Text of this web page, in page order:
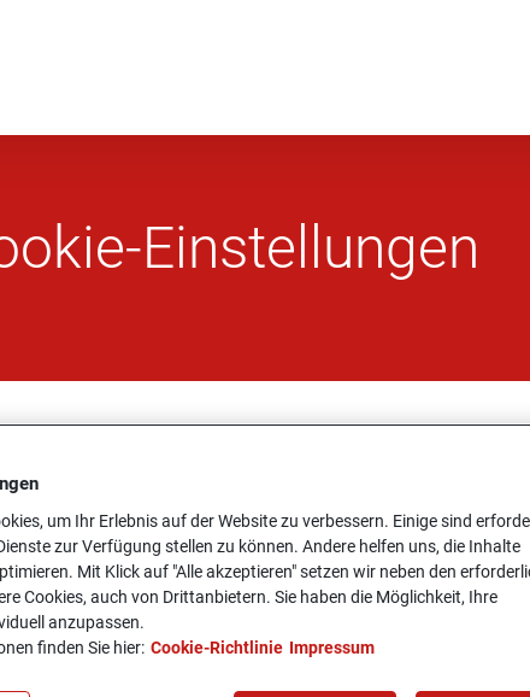
Ein­stel­lun­gen
und
um Ihr Erlebnis auf der Website zu verbessern. Einige sind
zur Verfügung stellen zu können. Andere helfen uns, die Inhalte
Mit Klick auf "Alle akzeptieren" setzen wir neben den
Cookies, auch von Drittanbietern. Sie haben die Möglichkeit, Ihre
anzupassen.
finden Sie hier: Cookie-Richtlinie Impressum